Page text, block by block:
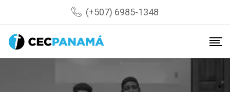
content
(+507) 6985-1348